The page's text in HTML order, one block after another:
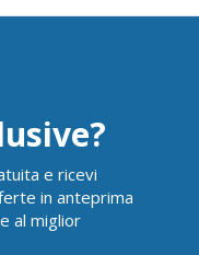
e ricevi
in anteprima
al miglior